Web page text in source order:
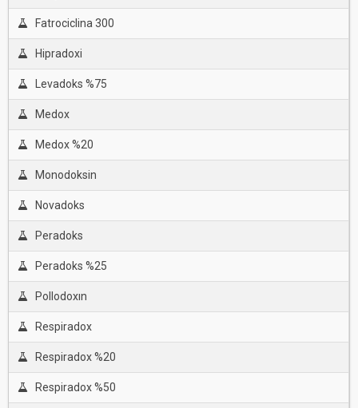
Fatrociclina 300
Hipradoxi
Levadoks %75
Medox
Medox %20
Monodoksin
Novadoks
Peradoks
Peradoks %25
Pollodoxın
Respiradox
Respiradox %20
Respiradox %50